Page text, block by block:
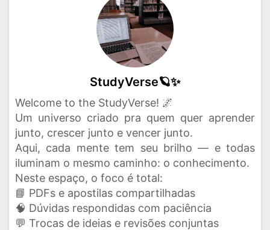
StudyVerse🪐✨
Welcome to the StudyVerse! 🌌
Um universo criado pra quem quer aprender
junto, crescer junto e vencer junto.
Aqui, cada mente tem seu brilho — e todas
iluminam o mesmo caminho: o conhecimento.
Neste espaço, o foco é total:
📘 PDFs e apostilas compartilhadas
🧠 Dúvidas respondidas com paciência
💬 Trocas de ideias e revisões conjuntas